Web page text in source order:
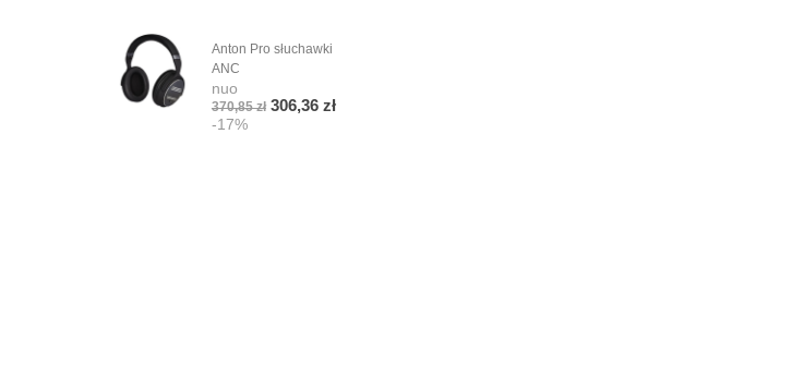
Anton Pro słuchawki
ANC
nuo
370,85 zł 306,36 zł
-17%